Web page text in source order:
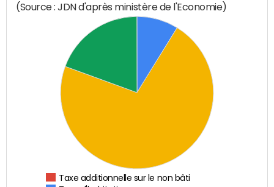
(Source : JDN d'après ministère de l'Economie)
Taxe additionnelle sur le non bâti